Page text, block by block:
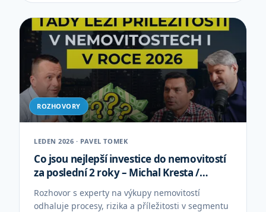
ROZHOVORY
LEDEN 2026 · PAVEL TOMEK
Co jsou nejlepší investice do nemovitostí
za poslední 2 roky – Michal Kresta /
Tomáš Kedzior
Rozhovor s experty na výkupy nemovitostí
odhaluje procesy, rizika a příležitosti v segmentu